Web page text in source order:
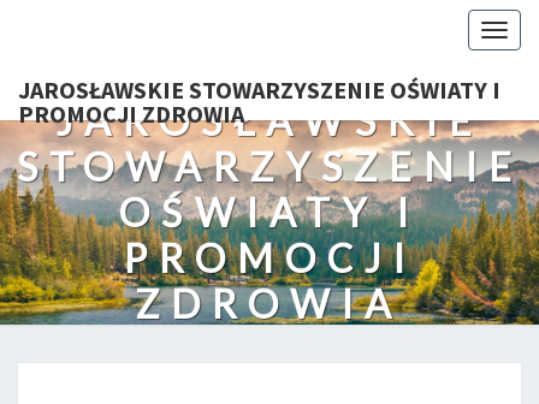
JAROSŁAWSKIE STOWARZYSZENIE OŚWIATY I
PROMOCJI ZDROWIA
JAROSŁAWSKIE
STOWARZYSZENIE
OŚWIATY I
PROMOCJI
ZDROWIA